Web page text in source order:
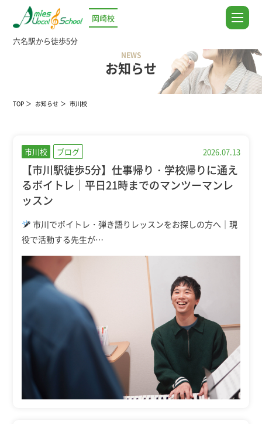
岡崎校
六名駅から徒歩5分
NEWS
お知らせ
TOP お知らせ 市川校
市川校 ブログ 2026.07.13
【市川駅徒歩5分】仕事帰り・学校帰りに通え
るボイトレ｜平日21時までのマンツーマンレ
ッスン
市川でボイトレ・弾き語りレッスンをお探しの方へ｜現
役で活動する先生が…